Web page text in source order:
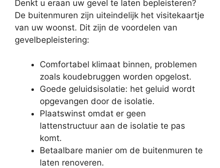
Denkt u eraan uw gevel te laten bepleisteren?
De buitenmuren zijn uiteindelijk het visitekaartje
van uw woonst. Dit zijn de voordelen van
gevelbepleistering:
Comfortabel klimaat binnen, problemen
zoals koudebruggen worden opgelost.
Goede geluidsisolatie: het geluid wordt
opgevangen door de isolatie.
Plaatswinst omdat er geen
lattenstructuur aan de isolatie te pas
komt.
Betaalbare manier om de buitenmuren te
laten renoveren.